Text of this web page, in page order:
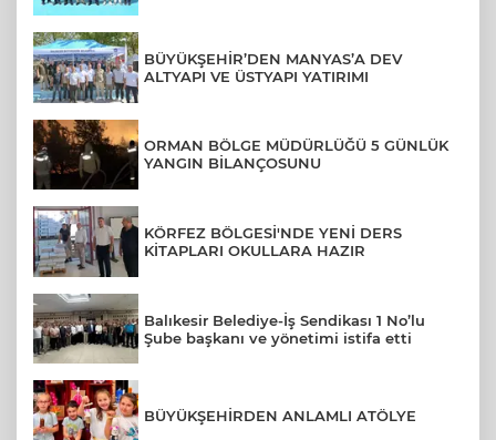
BÜYÜKŞEHİR’DEN MANYAS’A DEV
ALTYAPI VE ÜSTYAPI YATIRIMI
ORMAN BÖLGE MÜDÜRLÜĞÜ 5 GÜNLÜK
YANGIN BİLANÇOSUNU
KÖRFEZ BÖLGESİ'NDE YENİ DERS
KİTAPLARI OKULLARA HAZIR
Balıkesir Belediye-İş Sendikası 1 No’lu
Şube başkanı ve yönetimi istifa etti
BÜYÜKŞEHİRDEN ANLAMLI ATÖLYE